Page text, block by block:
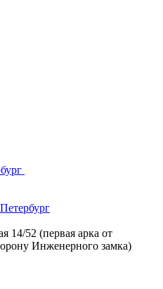
Петербург
14/52 (первая арка от
Инженерного замка)